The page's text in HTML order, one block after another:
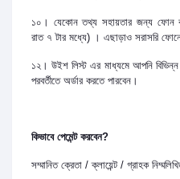
১০। যেকোন তথ্য সহায়তার জন্য ফোন
রাত ৭ টার মধ্যে) । এছাড়াও সরাসরি
১২। উইশ লিস্ট এর মাধ্যমে আপনি বিভিন্ন
পরবর্তীতে অর্ডার করতে পারবেন।
কিভাবে পেমেন্ট করবেন?
সম্মানিত ক্রেতা / ক্লায়েন্ট / গ্রাহক